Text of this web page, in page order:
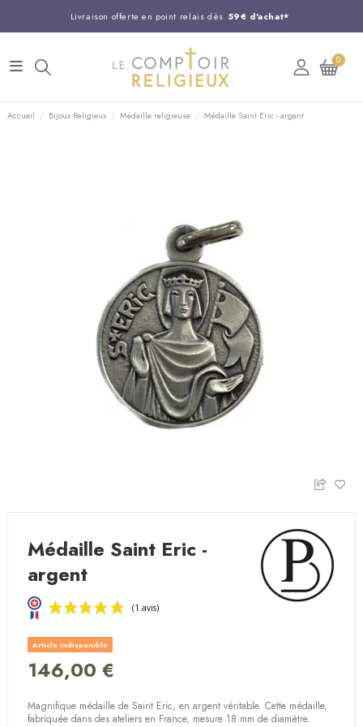
Livraison offerte en point relais dès 59€ d'achat*
Entreprise Française familiale
Support client disponible au 03 20 24 74 15
Commandez avant 14H, expédition le jour même !
0
Accueil Bijoux Religieux Médaille religieuse Médaille Saint Eric - argent
Médaille Saint Eric -
argent
(1 avis)
Article indisponible
146,00 €
Magnifique médaille de Saint Eric, en argent véritable. Cette médaille,
fabriquée dans des ateliers en France, mesure 18 mm de diamètre.